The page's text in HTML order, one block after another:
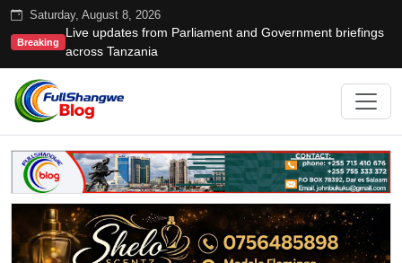
Saturday, August 8, 2026
Breaking
Live updates from Parliament and Government briefings
across Tanzania